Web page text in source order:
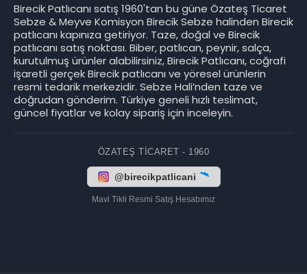
Birecik Patlıcanı satış 1960'tan bu güne Özateş Ticaret
Sebze & Meyve Komisyon Birecik Sebze halinden Birecik
patlıcanı kapınıza getiriyor. Taze, doğal ve Birecik
patlıcanı satış noktası. Biber, patlıcan, peynir, salça,
kurutulmuş ürünler alabilirsiniz, Birecik Patlıcanı, coğrafi
işaretli gerçek Birecik patlıcanı ve yöresel ürünlerin
resmi tedarik merkezidir. Sebze Hali’nden taze ve
doğrudan gönderim. Türkiye geneli hızlı teslimat,
güncel fiyatlar ve kolay sipariş için inceleyin.
ÖZATEŞ TICARET - 1960
@birecikpatlicani
Mavi Tikli Resmi Satış Hesabımız